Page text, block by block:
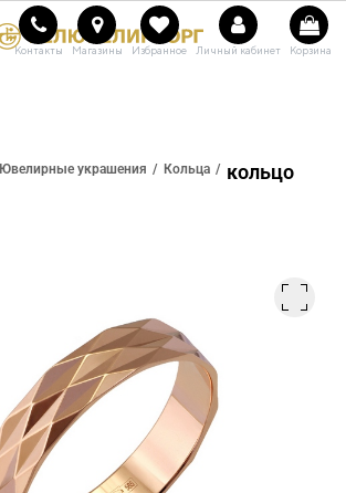
Контакты Магазины Избранное Личный кабинет Корзина
Ювелирные украшения Кольца кольцо